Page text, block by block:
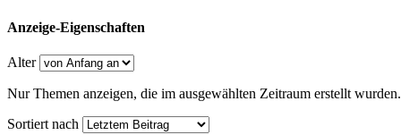
Anzeige-Eigenschaften
Alter
Nur Themen anzeigen, die im ausgewählten Zeitraum erstellt wurden.
Sortiert nach